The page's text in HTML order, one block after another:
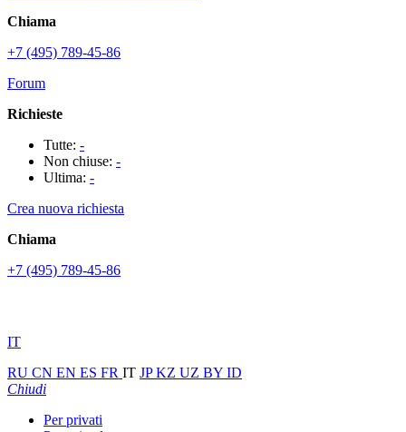
Chiama
+7 (495) 789-45-86
Forum
Richieste
Tutte: -
Non chiuse: -
Ultima: -
Crea nuova richiesta
Chiama
+7 (495) 789-45-86
IT
RU CN EN ES FR IT JPKZ UZ BY ID
Chiudi
Per privati